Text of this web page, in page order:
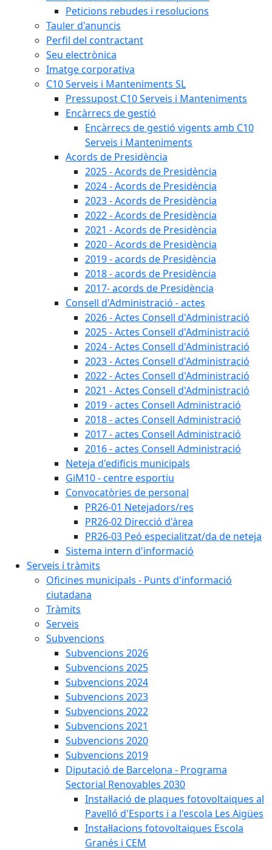
Peticions rebudes i resolucions
Tauler d'anuncis
Perfil del contractant
Seu electrònica
Imatge corporativa
C10 Serveis i Manteniments SL
Pressupost C10 Serveis i Manteniments
Encàrrecs de gestió
Encàrrecs de gestió vigents amb C10
Serveis i Manteniments
Acords de Presidència
2025 - Acords de Presidència
2024 - Acords de Presidència
2023 - Acords de Presidència
2022 - Acords de Presidència
2021 - Acords de Presidència
2020 - Acords de Presidència
2019 - acords de Presidència
2018 - acords de Presidència
2017- acords de Presidència
Consell d'Administració - actes
2026 - Actes Consell d'Administració
2025 - Actes Consell d'Administració
2024 - Actes Consell d'Administració
2023 - Actes Consell d'Administració
2022 - Actes Consell d'Administració
2021 - Actes Consell d'Administració
2019 - actes Consell Administració
2018 - actes Consell Administració
2017 - actes Consell Administració
2016 - actes Consell Administració
Neteja d'edificis municipals
GiM10 - centre esportiu
Convocatòries de personal
PR26-01 Netejadors/res
PR26-02 Direcció d'àrea
PR26-03 Peó especialitzat/da de neteja
Sistema intern d'informació
Serveis i tràmits
Oficines municipals - Punts d'informació
ciutadana
Tràmits
Serveis
Subvencions
Subvencions 2026
Subvencions 2025
Subvencions 2024
Subvencions 2023
Subvencions 2022
Subvencions 2021
Subvencions 2020
Subvencions 2019
Diputació de Barcelona - Programa
Sectorial Renovables 2030
Instal·lació de plaques fotovoltaiques al
Pavelló d'Esports i a l'escola Les Aigües
Instal·lacions fotovoltaiques Escola
Granés i CEM